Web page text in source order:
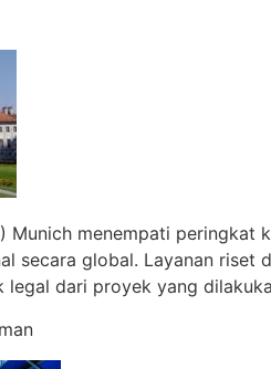
menempati peringkat
secara global. Layanan
legal dari proyek yang